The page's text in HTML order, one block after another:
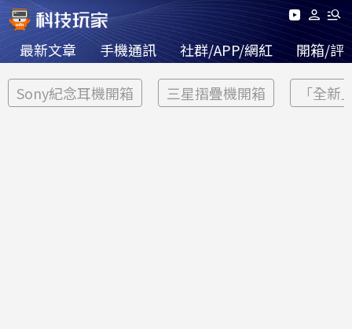
最新文章 手機通訊 社群/APP/網紅 開箱/評
Sony紀念耳機開箱 三星摺疊機開箱 「全新